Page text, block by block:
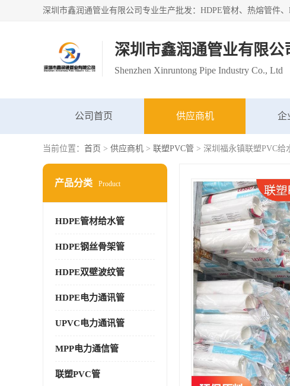
深圳市鑫润通管业有限公
Shenzhen Xinruntong Pipe Industry Co., Ltd
公司首页 供应商机 企
当前位置： 首页 > 供应商机 > 联塑PVC管 > 深圳福永镇联塑PVC给
产品分类 Product
HDPE管材给水管
HDPE钢丝骨架管
HDPE双壁波纹管
HDPE电力通讯管
UPVC电力通讯管
MPP电力通信管
联塑PVC管